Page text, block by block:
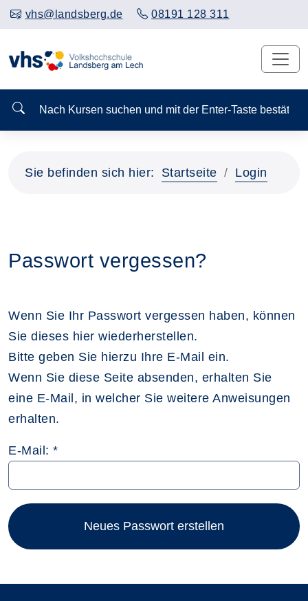
vhs@landsberg.de 08191 128 311
Nach Kursen suchen und mit der Enter-Taste
Sie befinden sich hier: Startseite Login
Passwort vergessen?
Wenn Sie Ihr Passwort vergessen haben, können
Sie dieses hier wiederherstellen.
Bitte geben Sie hierzu Ihre E-Mail ein.
Wenn Sie diese Seite absenden, erhalten Sie
eine E-Mail, in welcher Sie weitere Anweisungen
erhalten.
E-Mail: *
Neues Passwort erstellen